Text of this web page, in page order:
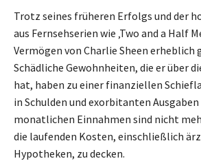
Trotz seines früheren Erfolgs und der
aus Fernsehserien wie ‚Two and a Half
Vermögen von Charlie Sheen erheblich
Schädliche Gewohnheiten, die er über
hat, haben zu einer finanziellen
in Schulden und exorbitanten
monatlichen Einnahmen sind nicht
die laufenden Kosten, einschließlich
Hypotheken, zu decken.